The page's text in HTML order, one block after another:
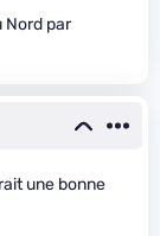
Nord par
une bonne